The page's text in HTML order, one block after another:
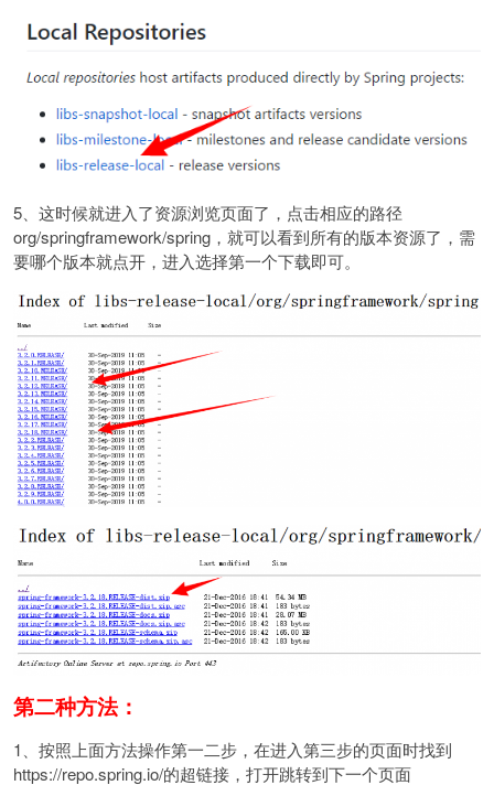
5、这时候就进入了资源浏览页面了，点击相应的路径
org/springframework/spring，就可以看到所有的版本资源了，需
要哪个版本就点开，进入选择第一个下载即可。
第二种方法：
1、按照上面方法操作第一二步，在进入第三步的页面时找到
https://repo.spring.io/的超链接，打开跳转到下一个页面